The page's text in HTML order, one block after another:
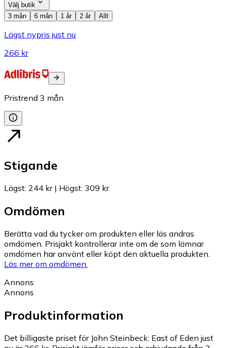
Välj butik
3 mån
6 mån 1 år 2 år Allt
Lägst nypris just nu
266 kr
Pristrend 3 mån
Stigande
Lägst: 244 kr| Högst: 309 kr
Omdömen
Berätta vad du tycker om produkten eller läs andras
omdömen. Prisjakt kontrollerar inte om de som lämnar
omdömen har använt eller köpt den aktuella produkten.
Läs mer om omdömen.
Annons
Annons
Produktinformation
Det billigaste priset för John Steinbeck: East of Eden just